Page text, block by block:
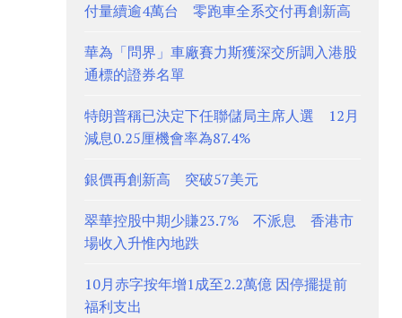
付量續逾4萬台 零跑車全系交付再創新高
華為「問界」車廠賽力斯獲深交所調入港股
通標的證券名單
特朗普稱已決定下任聯儲局主席人選 12月
減息0.25厘機會率為87.4%
銀價再創新高 突破57美元
翠華控股中期少賺23.7% 不派息 香港市
場收入升惟內地跌
10月赤字按年增1成至2.2萬億 因停擺提前
福利支出